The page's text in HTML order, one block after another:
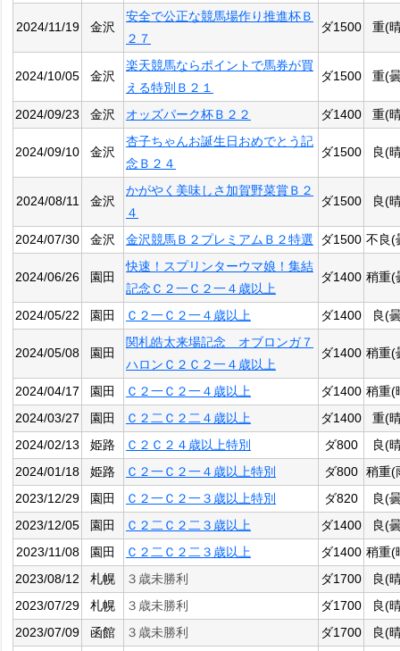
2024/11/19 金沢
安全で公正な競馬場作り推進杯Ｂ
２７
ダ1500 重(
2024/10/05 金沢
楽天競馬ならポイントで馬券が買
える特別Ｂ２１
ダ1500 重(
2024/09/23 金沢 オッズパーク杯Ｂ２２ ダ1400 重(
2024/09/10 金沢
杏子ちゃんお誕生日おめでとう記
念Ｂ２４
ダ1500 良(
2024/08/11 金沢
かがやく美味しさ加賀野菜賞Ｂ２
４
ダ1500 良(
2024/07/30 金沢 金沢競馬Ｂ２プレミアムＢ２特選 ダ1500 不良(
2024/06/26 園田
快速！スプリンターウマ娘！集結
記念Ｃ２一Ｃ２一４歳以上
ダ1400 稍重(
2024/05/22 園田 Ｃ２一Ｃ２一４歳以上 ダ1400 良(
2024/05/08 園田
関札皓太来場記念 オブロンガ７
ハロンＣ２Ｃ２一４歳以上
ダ1400 稍重(
2024/04/17 園田 Ｃ２一Ｃ２一４歳以上 ダ1400 稍重(
2024/03/27
園田 Ｃ２二Ｃ２二４歳以上 ダ1400
重(
2024/02/13
姫路 Ｃ２Ｃ２４歳以上特別 ダ800
良(
2024/01/18
姫路 Ｃ２一Ｃ２一４歳以上特別 ダ800 稍重(
2023/12/29
園田 Ｃ２一Ｃ２一３歳以上特別 ダ820
良(
2023/12/05
園田 Ｃ２二Ｃ２二３歳以上 ダ1400
良(
2023/11/08
園田 Ｃ２二Ｃ２二３歳以上 ダ1400 稍重(
2023/08/12
札幌 ３歳未勝利 ダ1700
良(
2023/07/29
札幌 ３歳未勝利 ダ1700
良(
2023/07/09
函館 ３歳未勝利 ダ1700
良(